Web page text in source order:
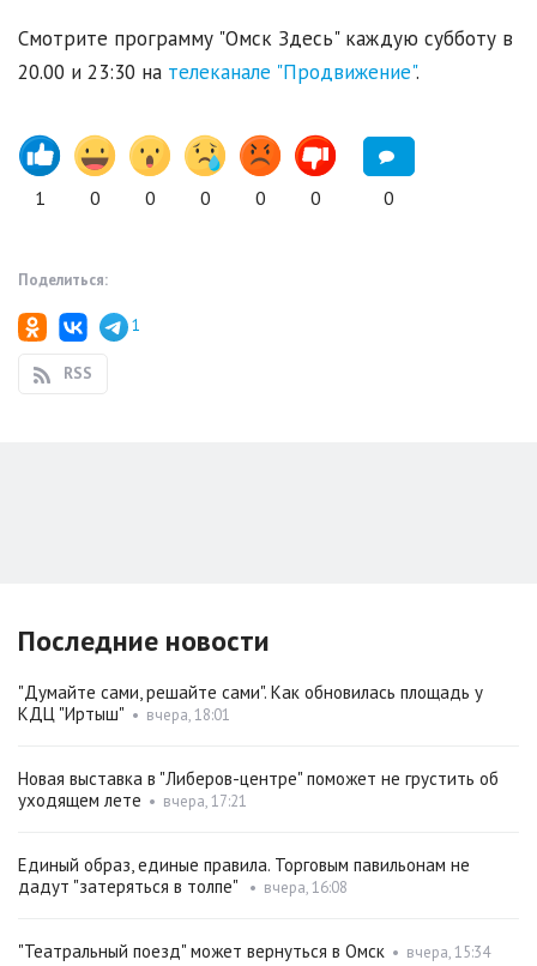
Смотрите программу "Омск Здесь" каждую субботу в
20.00 и 23:30 на телеканале "Продвижение".
1 0 0 0 0 0 0
Поделиться:
1
RSS
Последние новости
"Думайте сами, решайте сами". Как обновилась площадь у
КДЦ "Иртыш" • вчера, 18:01
Новая выставка в "Либеров-центре" поможет не грустить об
уходящем лете • вчера, 17:21
Единый образ, единые правила. Торговым павильонам не
дадут "затеряться в толпе"
• вчера, 16:08
"Театральный поезд" может вернуться в Омск • вчера, 15:34